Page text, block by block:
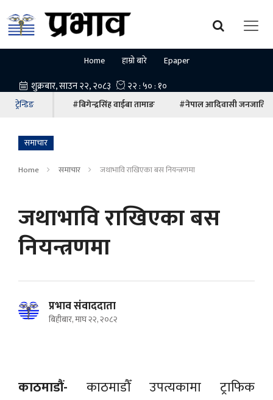
Home हाम्रो बारे Epaper
ट्रेन्डिङ #बिगेन्द्रसिंह वाईबा तामाङ #नेपाल आदिवासी जनजाति
समाचार
Home समाचार जथाभावि राखिएका बस नियन्त्रणमा
जथाभावि राखिएका बस
नियन्त्रणमा
प्रभाव संवाददाता
बिहीबार, माघ २२, २०८२
काठमाडौं- काठमाडौँ उपत्यकामा ट्राफिक